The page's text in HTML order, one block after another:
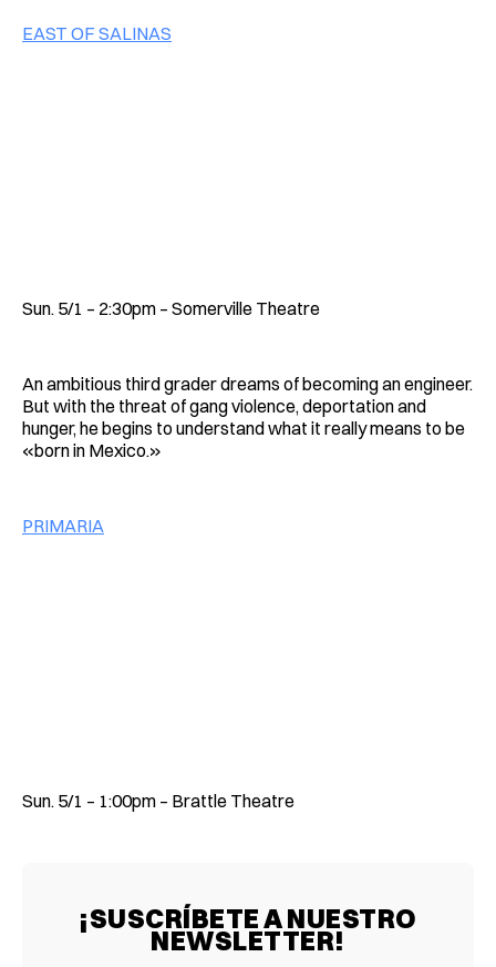
EAST OF SALINAS
Sun. 5/1 – 2:30pm – Somerville Theatre
An ambitious third grader dreams of becoming an engineer.
But with the threat of gang violence, deportation and
hunger, he begins to understand what it really means to be
«born in Mexico.»
PRIMARIA
Sun. 5/1 – 1:00pm – Brattle Theatre
¡SUSCRÍBETE A NUESTRO
NEWSLETTER!